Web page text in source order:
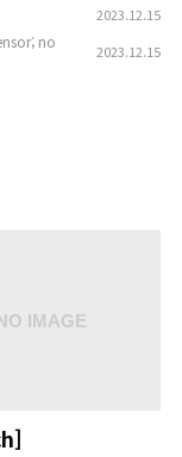
2023.12.15
no
2023.12.15